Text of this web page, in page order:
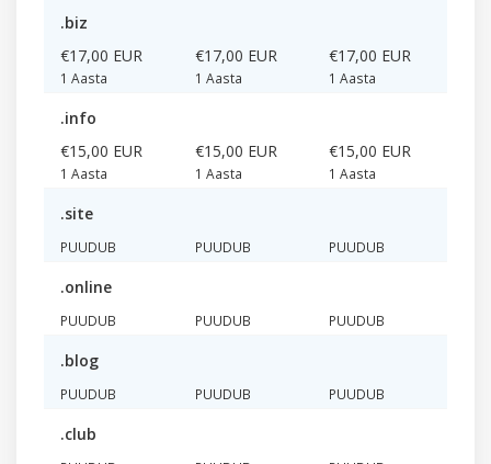
.biz
€17,00 EUR
1 Aasta
€17,00 EUR
1 Aasta
€17,00 EUR
1 Aasta
.info
€15,00 EUR
1 Aasta
€15,00 EUR
1 Aasta
€15,00 EUR
1 Aasta
.site
PUUDUB PUUDUB PUUDUB
.online
PUUDUB PUUDUB PUUDUB
.blog
PUUDUB PUUDUB PUUDUB
.club